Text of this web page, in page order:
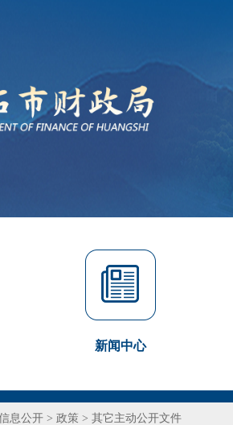
新闻中心
息公开 > 政策 > 其它主动公开文件